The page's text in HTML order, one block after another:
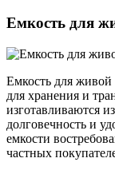
Емкость для
Емкость для
для хранения и
изготавливаются
долговечность и
емкости
частных